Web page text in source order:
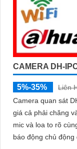
CAMERA DH-
5%-35%
Liên
Camera quan sát
giá cả phải chăng và nhiều
mic và loa to rõ
báo động chủ động